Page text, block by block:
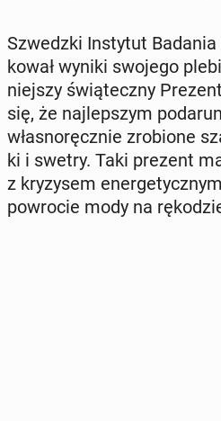
Szwedz­ki In­sty­tut
ko­wał wyniki swojego
niej­szy świą­tecz­ny
się, że naj­lep­szym
wła­sno­ręcz­nie zro­bio­ne
ki i swetry. Taki prezent
z kry­zy­sem
po­wro­cie mody na